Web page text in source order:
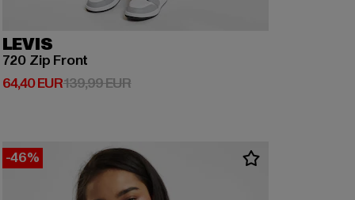
LEVIS
720 Zip Front
64,40 EUR
Derzeitiger Preis: 64,40 EUR
139,99 EURAktionspreis: 139,99 EUR
-46%